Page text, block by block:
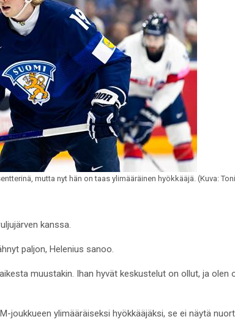
mutta nyt hän on taas ylimääräinen hyökkääjä. (Kuva:
kanssa.
paljon, Helenius sanoo.
muustakin. Ihan hyvät keskustelut on ollut, ja olen
joukkueen ylimääräiseksi hyökkääjäksi, se ei näytä